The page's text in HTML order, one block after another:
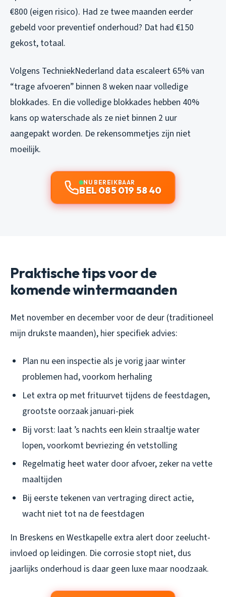
€800 (eigen risico). Had ze twee maanden eerder
gebeld voor preventief onderhoud? Dat had €150
gekost, totaal.
Volgens TechniekNederland data escaleert 65% van
“trage afvoeren” binnen 8 weken naar volledige
blokkades. En die volledige blokkades hebben 40%
kans op waterschade als ze niet binnen 2 uur
aangepakt worden. De rekensommetjes zijn niet
moeilijk.
NU BEREIKBAAR
BEL 085 019 58 40
Praktische tips voor de
komende wintermaanden
Met november en december voor de deur (traditioneel
mijn drukste maanden), hier specifiek advies:
Plan nu een inspectie als je vorig jaar winter
problemen had, voorkom herhaling
Let extra op met frituurvet tijdens de feestdagen,
grootste oorzaak januari-piek
Bij vorst: laat ’s nachts een klein straaltje water
lopen, voorkomt bevriezing én vetstolling
Regelmatig heet water door afvoer, zeker na vette
maaltijden
Bij eerste tekenen van vertraging direct actie,
wacht niet tot na de feestdagen
In Breskens en Westkapelle extra alert door zeelucht-
invloed op leidingen. Die corrosie stopt niet, dus
jaarlijks onderhoud is daar geen luxe maar noodzaak.